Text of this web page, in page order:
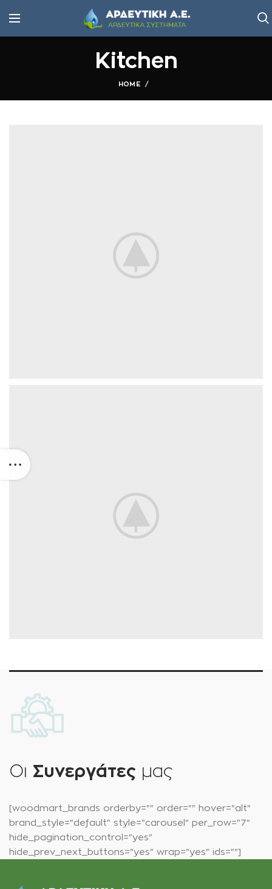
Kitchen
HOME
Οι Συνεργάτες μας
[woodmart_brands orderby="" order="" hover="alt"
brand_style="default" style="carousel" per_row="7"
hide_pagination_control="yes"
hide_prev_next_buttons="yes" wrap="yes" ids=""]